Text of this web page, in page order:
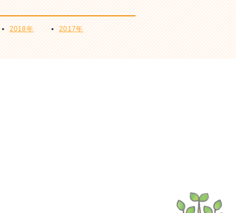
2018年
2017年